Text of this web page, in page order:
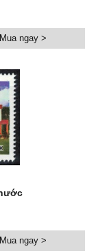
Mua ngay >
Mua ngay >